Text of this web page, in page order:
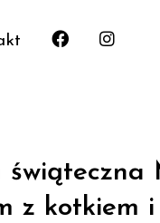
świąteczna
z kotkiem